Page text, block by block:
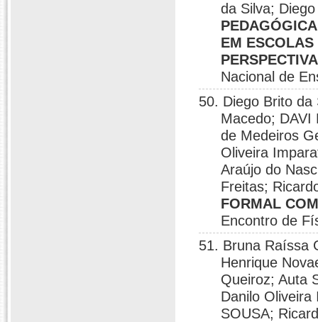
da Silva;
EM
Nacional de
50. Diego Brito da
Macedo; DAVI
de Medeiros
Oliveira
Araújo do
Freitas;
FORMAL
Encontro de
51. Bruna Raíssa
Henrique
Queiroz; Auta
Danilo Oliveira
SOUSA;